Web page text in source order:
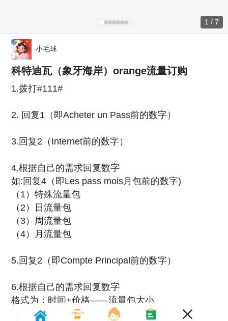
1 / 7
小毛球
科特迪瓦（象牙海岸）orange流量订购
1.拨打#111#
2. 回复1（即Acheter un Pass前的数字）
3.回复2（Internet前的数字）
4.根据自己的需求回复数字
如:回复4（即Les pass mois月包前的数字)
（1）特殊流量包
（2）日流量包
（3）周流量包
（4）月流量包
5.回复2（即Compte Principal前的数字）
6.根据自己的需求回复数字
格式为：时间+价格——流量包大小